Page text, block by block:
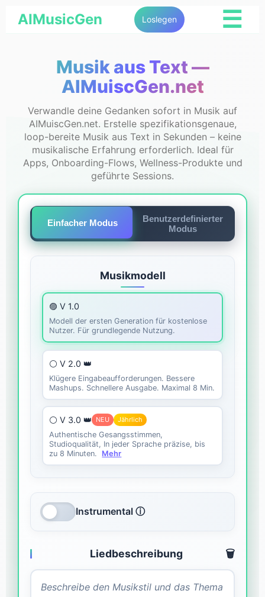
AIMusicGen Loslegen ☰
Musik aus Text —
AIMuiscGen.net
Verwandle deine Gedanken sofort in Musik auf
AIMuiscGen.net. Erstelle spezifikationsgenaue,
loop-bereite Musik aus Text in Sekunden – keine
musikalische Erfahrung erforderlich. Ideal für
Apps, Onboarding-Flows, Wellness-Produkte und
geführte Sessions.
Einfacher Modus
Benutzerdefinierter
Modus
Musikmodell
🟣 V 1.0
Modell der ersten Generation für kostenlose
Nutzer. Für grundlegende Nutzung.
⚪ V 2.0 👑
Klügere Eingabeaufforderungen. Bessere
Mashups. Schnellere Ausgabe. Maximal 8 Min.
⚪ V 3.0 👑 NEU Jährlich
Authentische Gesangsstimmen,
Studioqualität, In jeder Sprache präzise, bis
zu 8 Minuten.
Mehr
Instrumental ⓘ
Liedbeschreibung 🗑️